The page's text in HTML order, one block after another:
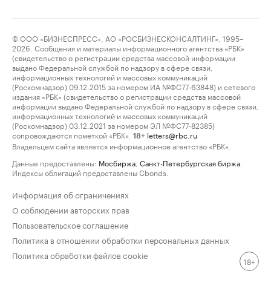
© ООО «БИЗНЕСПРЕСС», АО «РОСБИЗНЕСКОНСАЛТИНГ», 1995–
2026. Сообщения и материалы информационного агентства «РБК»
(свидетельство о регистрации средства массовой информации
выдано Федеральной службой по надзору в сфере связи,
информационных технологий и массовых коммуникаций
(Роскомнадзор) 09.12.2015 за номером ИА №ФС77-63848) и сетевого
издания «РБК» (свидетельство о регистрации средства массовой
информации выдано Федеральной службой по надзору в сфере связи,
информационных технологий и массовых коммуникаций
(Роскомнадзор) 03.12.2021 за номером ЭЛ №ФС77-82385)
сопровождаются пометкой «РБК».
18+ letters@rbc.ru
Владельцем сайта является информационное агентство «РБК».
Данные предоставлены: Мосбиржа Санкт-Петербургская биржа
Индексы облигаций предоставлены Cbonds.
Информация об ограничениях
О соблюдении авторских прав
Пользовательское соглашение
Политика в отношении обработки персональных данных
Политика обработки файлов cookie
18+